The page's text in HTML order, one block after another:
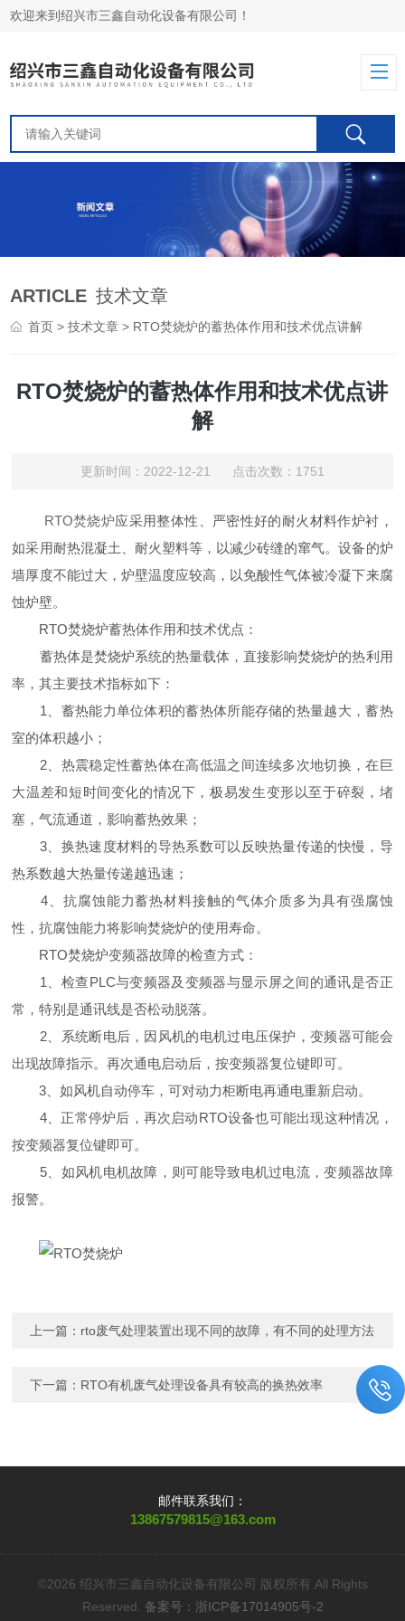
欢迎来到绍兴市三鑫自动化设备有限公司！
ARTICLE 技术文章
首页 >技术文章 > RTO焚烧炉的蓄热体作用和技术优点讲解
RTO焚烧炉的蓄热体作用和技术优点讲
解
更新时间：2022-12-21 点击次数：1751
RTO焚烧炉应采用整体性、严密性好的耐火材料作炉衬，
如采用耐热混凝土、耐火塑料等，以减少砖缝的窜气。设备的炉
墙厚度不能过大，炉壁温度应较高，以免酸性气体被冷凝下来腐
蚀炉壁。
RTO焚烧炉蓄热体作用和技术优点：
蓄热体是焚烧炉系统的热量载体，直接影响焚烧炉的热利用
率，其主要技术指标如下：
1、蓄热能力单位体积的蓄热体所能存储的热量越大，蓄热
室的体积越小；
2、热震稳定性蓄热体在高低温之间连续多次地切换，在巨
大温差和短时间变化的情况下，极易发生变形以至于碎裂，堵
塞，气流通道，影响蓄热效果；
3、换热速度材料的导热系数可以反映热量传递的快慢，导
热系数越大热量传递越迅速；
4、抗腐蚀能力蓄热材料接触的气体介质多为具有强腐蚀
性，抗腐蚀能力将影响焚烧炉的使用寿命。
RTO焚烧炉变频器故障的检查方式：
1、检查PLC与变频器及变频器与显示屏之间的通讯是否正
常，特别是通讯线是否松动脱落。
2、系统断电后，因风机的电机过电压保护，变频器可能会
出现故障指示。再次通电启动后，按变频器复位键即可。
3、如风机自动停车，可对动力柜断电再通电重新启动。
4、正常停炉后，再次启动RTO设备也可能出现这种情况，
按变频器复位键即可。
5、如风机电机故障，则可能导致电机过电流，变频器故障
报警。
上一篇： rto废气处理装置出现不同的故障，有不同的处理方法
下一篇： RTO有机废气处理设备具有较高的换热效率
邮件联系我们：
13867579815@163.com
©2026 绍兴市三鑫自动化设备有限公司 版权所有 All Rights
Reserved. 备案号：浙ICP备17014905号-2